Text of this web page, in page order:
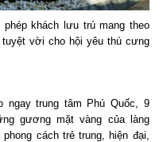
khách lưu trú mang theo
vời cho hội yêu thú cưng
ngay trung tâm Phú Quốc, 9
gương mặt vàng của làng
cách trẻ trung, hiện đại,